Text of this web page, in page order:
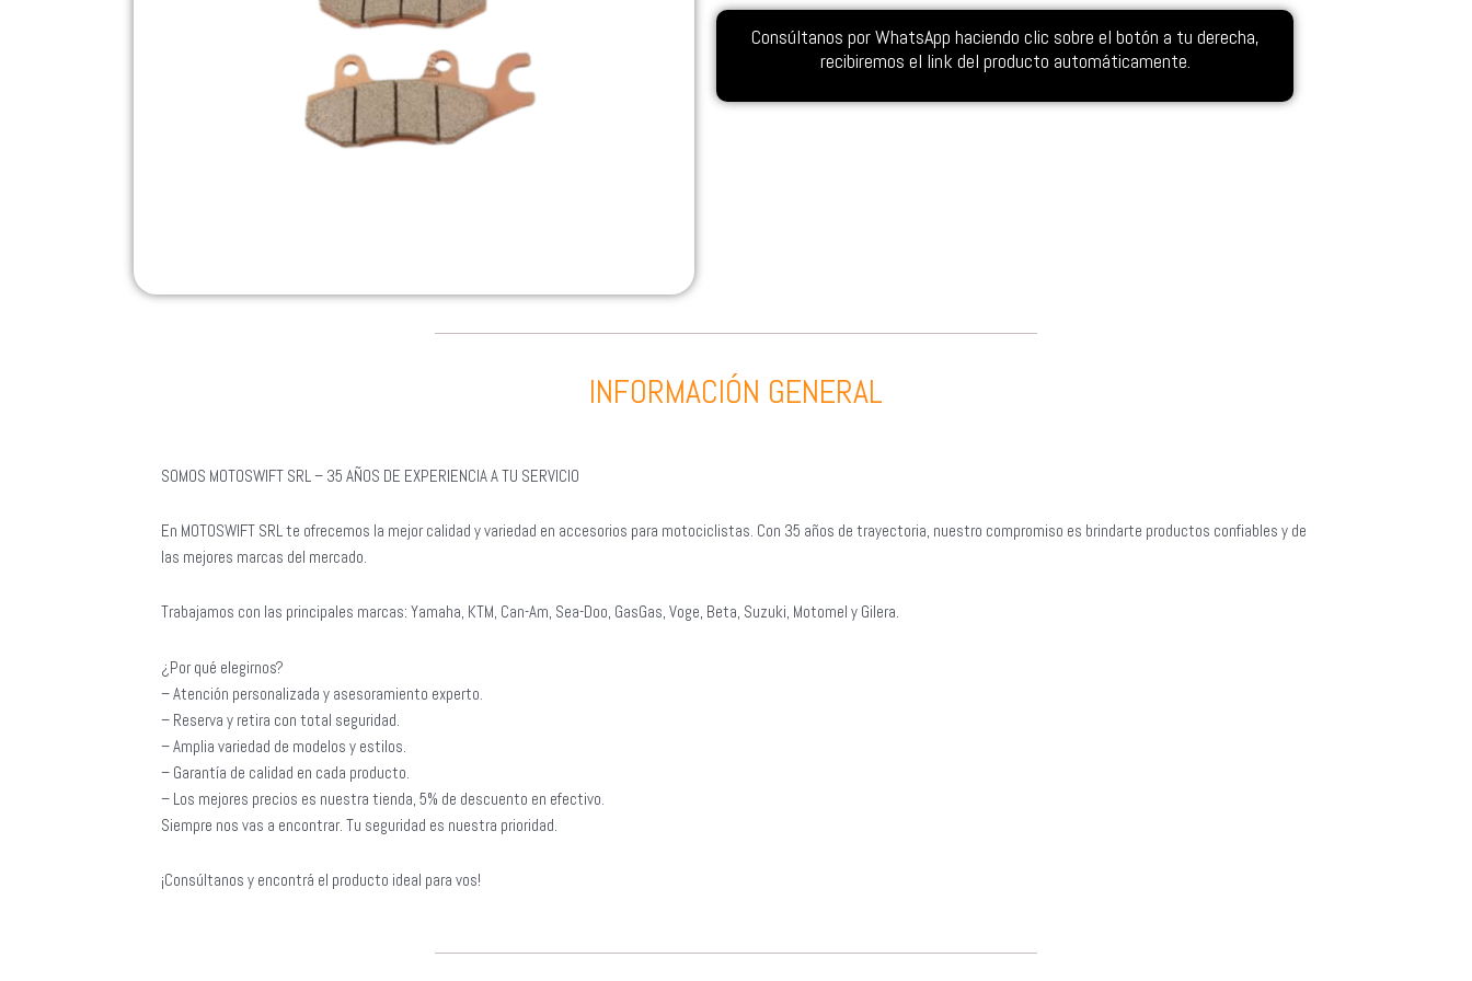
Consúltanos por WhatsApp haciendo clic sobre el botón a tu derecha,
recibiremos el link del producto automáticamente.
INFORMACIÓN GENERAL
SOMOS MOTOSWIFT SRL – 35 AÑOS DE EXPERIENCIA A TU SERVICIO
En MOTOSWIFT SRL te ofrecemos la mejor calidad y variedad en accesorios para motociclistas. Con 35 años de trayectoria, nuestro compromiso es brindarte productos confiables y de
las mejores marcas del mercado.
Trabajamos con las principales marcas: Yamaha, KTM, Can-Am, Sea-Doo, GasGas, Voge, Beta, Suzuki, Motomel y Gilera.
¿Por qué elegirnos?
– Atención personalizada y asesoramiento experto.
– Reserva y retira con total seguridad.
– Amplia variedad de modelos y estilos.
– Garantía de calidad en cada producto.
– Los mejores precios es nuestra tienda, 5% de descuento en efectivo.
Siempre nos vas a encontrar. Tu seguridad es nuestra prioridad.
¡Consúltanos y encontrá el producto ideal para vos!